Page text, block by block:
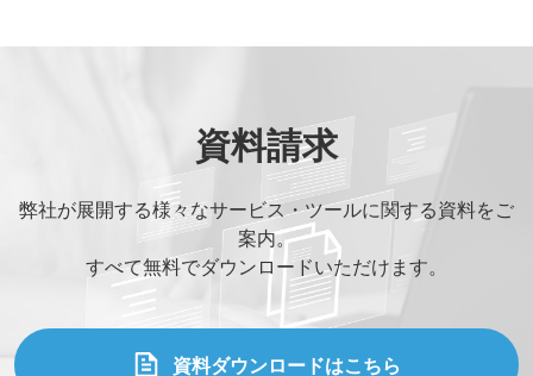
資料請求
弊社が展開する様々なサービス・ツールに関する資料をご
案内。
すべて無料でダウンロードいただけます。
資料ダウンロードはこちら